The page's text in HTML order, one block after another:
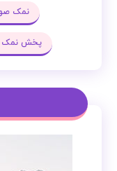
نمک
پخش نمک